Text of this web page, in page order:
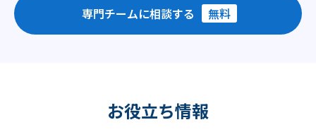
専門チームに相談する 無料
お役立ち情報